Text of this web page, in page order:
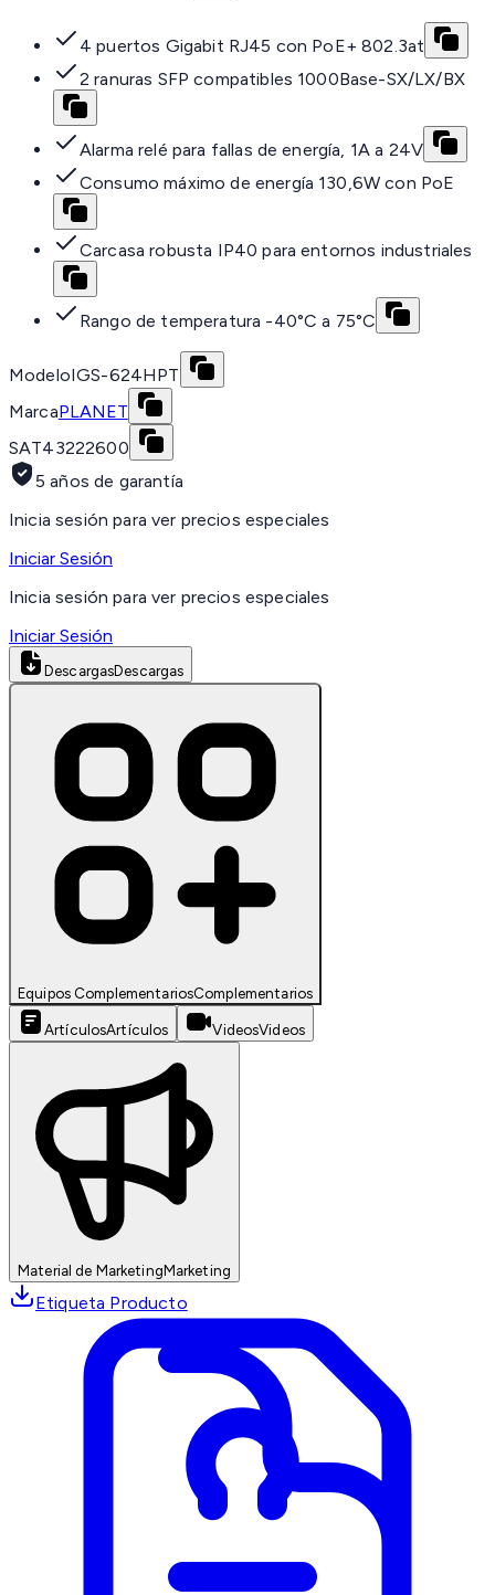
4 puertos Gigabit RJ45 con PoE+ 802.3at
2 ranuras SFP compatibles 1000Base-SX/LX/BX
Alarma relé para fallas de energía, 1A a 24V
Consumo máximo de energía 130,6W con PoE
Carcasa robusta IP40 para entornos industriales
Rango de temperatura -40°C a 75°C
ModeloIGS-624HPT
MarcaPLANET
SAT43222600
5 años de garantía
Inicia sesión para ver precios especiales
Iniciar Sesión
Inicia sesión para ver precios especiales
Iniciar Sesión
DescargasDescargas
Equipos ComplementariosComplementarios
ArtículosArtículos VideosVideos
Material de MarketingMarketing
Etiqueta Producto